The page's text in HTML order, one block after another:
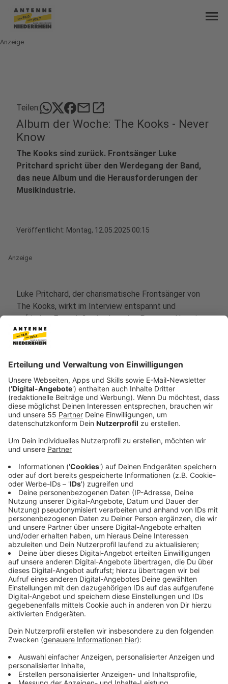
menu
Anzeige
Teilen: mailopen_in_new
Album der Woche: The Kooks - Never
Know
The Kooks sind zurück. Frontsänger Luke
Pritchard spricht über den Werdegang der Band,
das neue Album und die Herausforderungen der
Musikindustrie.
Veröffentlicht: Montag, 12.05.2025 00:15
Anzeige
Luke Pritchard, der charismatische Frontsänger von
The Kooks, wirkt im Interview entspannt und
zufrieden. Er genießt eine kreative Pause und bereitet
sich auf die bevorstehende Australien-Tour vor. Diese
Gelassenheit spiegelt sich auch in der Musik der Band
Höhen und Tiefen erlebt hat.
Anzeige
Hört hier das neue Album von The Kooks
Anzeige
Anzeige
Zwanzig Jahre The Kooks
Anzeige
Pritchard beschreibt die letzten zwei Jahrzehnte als
eine lehrreiche Reise voller Herausforderungen und
Erfolge. Die Band hat sich stets weiterentwickelt und
dabei ihre Indie-Wurzeln bewahrt. Trotz der
Schwierigkeiten, die das Musikgeschäft mit sich
die Möglichkeit, ihre Musik weltweit zu präsentieren.
musikalischen Größen zusammengearbeitet, darunter
auch seine Idole wie Bob Dylan. Diese Begegnungen